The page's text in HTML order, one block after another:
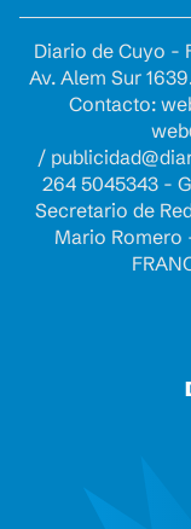
Diario de Cuyo -
Av. Alem Sur
Contacto:
/
264 5045343 -
Secretario de
Mario Romero